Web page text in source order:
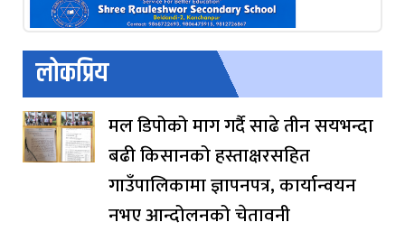
लोकप्रिय
मल डिपोको माग गर्दै साढे तीन सयभन्दा
बढी किसानको हस्ताक्षरसहित
गाउँपालिकामा ज्ञापनपत्र, कार्यान्वयन
नभए आन्दोलनको चेतावनी